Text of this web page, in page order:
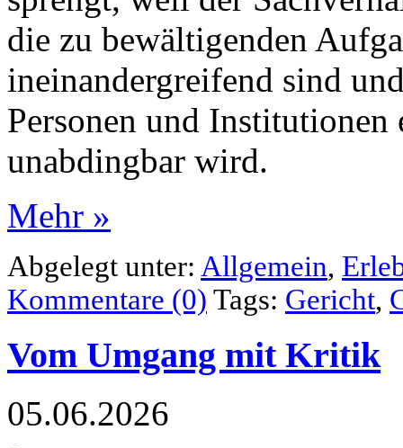
die zu bewältigenden
ineinandergreifend sind
Personen und
unabdingbar wird.
Mehr »
Abgelegt unter: Allgemein,
Kommentare (0) Tags: Gericht,
Vom Umgang mit Kritik
05.06.2026